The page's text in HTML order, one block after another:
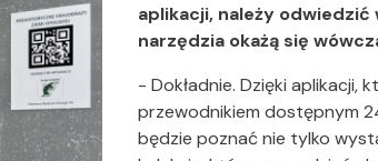
aplikacji, należy odwiedzić
narzędzia okażą się
- Dokładnie. Dzięki aplikacji,
przewodnikiem dostępnym
będzie poznać nie tylko